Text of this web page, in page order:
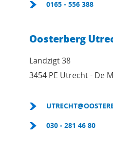
0165 - 556 388
Oosterberg
Landzigt 38
3454 PE Utrecht - De
030 - 281 46 80